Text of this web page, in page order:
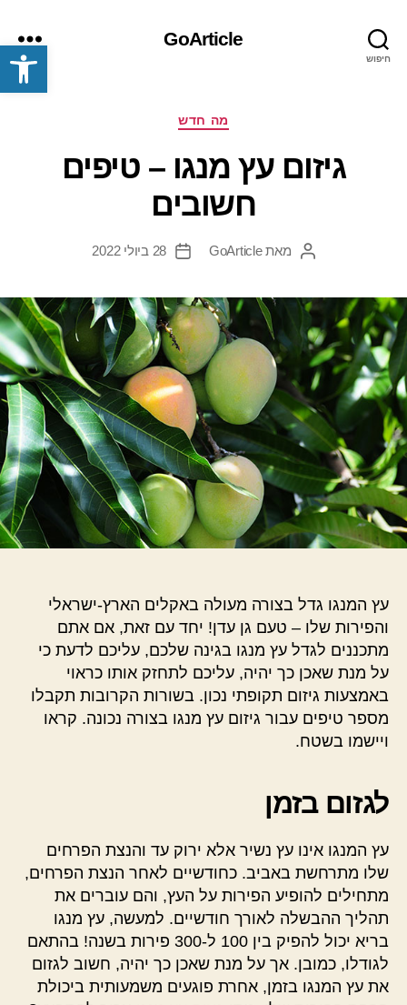
פתח סרגל נגישות חיפוש
GoArticle
תפריט
קטגוריותמה חדש
גיזום עץ מנגו – טיפים
חשובים
המחבר
מאתGoArticle
תאריך
28 ביולי 2022
עץ המנגו גדל בצורה מעולה באקלים הארץ-ישראלי
והפירות שלו – טעם גן עדן! יחד עם זאת, אם אתם
מתכננים לגדל עץ מנגו בגינה שלכם, עליכם לדעת כי
על מנת שאכן כך יהיה, עליכם לתחזק אותו כראוי
באמצעות גיזום תקופתי נכון. בשורות הקרובות תקבלו
מספר טיפים עבור גיזום עץ מנגו בצורה נכונה. קראו
ויישמו בשטח.
לגזום בזמן
עץ המנגו אינו עץ נשיר אלא ירוק עד והנצת הפרחים
שלו מתרחשת באביב. כחודשיים לאחר הנצת הפרחים,
מתחילים להופיע הפירות על העץ, והם עוברים את
תהליך ההבשלה לאורך חודשיים. למעשה, עץ מנגו
בריא יכול להפיק בין 100 ל-300 פירות בשנה! בהתאם
לגודלו, כמובן. אך על מנת שאכן כך יהיה, חשוב לגזום
את עץ המנגו בזמן, אחרת פוגעים משמעותית ביכולת